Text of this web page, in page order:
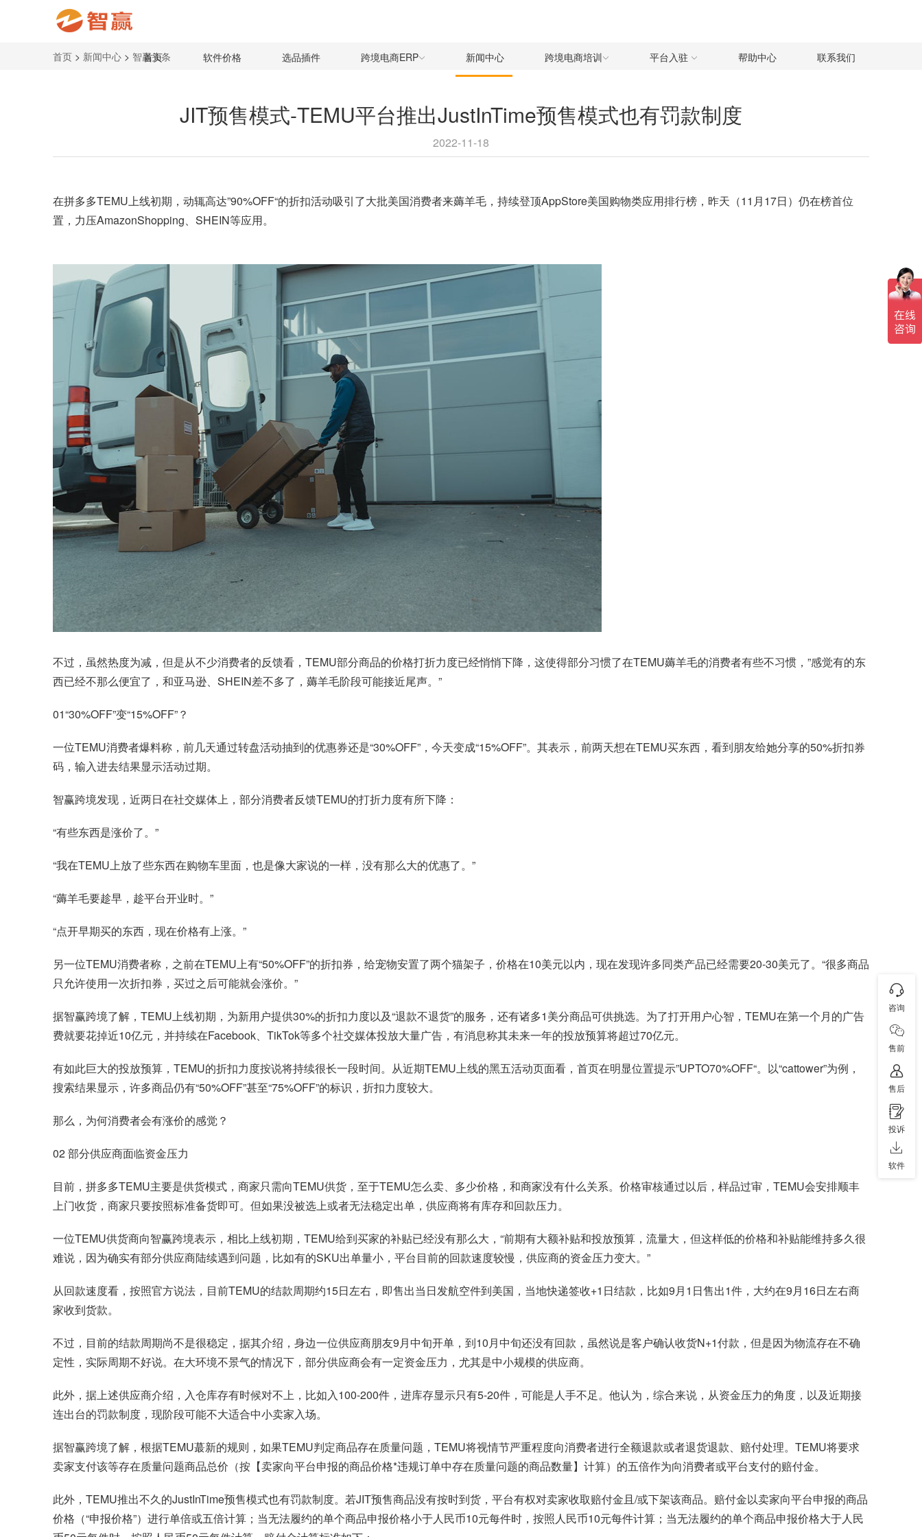
首页 软件价格 选品插件 跨境电商ERP 新闻中心 跨境电商培训 平台入驻 帮助中心 联系我们
首页 > 新闻中心 > 智赢头条
JIT预售模式-TEMU平台推出JustInTime预售模式也有罚款制度
2022-11-18
在拼多多TEMU上线初期，动辄高达”90%OFF“的折扣活动吸引了大批美国消费者来薅羊毛，持续登顶AppStore美国购物类应用排行榜，昨天（11月17日）仍在榜首位
置，力压AmazonShopping、SHEIN等应用。
不过，虽然热度为减，但是从不少消费者的反馈看，TEMU部分商品的价格打折力度已经悄悄下降，这使得部分习惯了在TEMU薅羊毛的消费者有些不习惯，”感觉有的东
西已经不那么便宜了，和亚马逊、SHEIN差不多了，薅羊毛阶段可能接近尾声。”
01“30%OFF”变“15%OFF”？
一位TEMU消费者爆料称，前几天通过转盘活动抽到的优惠券还是“30%OFF”，今天变成“15%OFF”。其表示，前两天想在TEMU买东西，看到朋友给她分享的50%折扣券
码，输入进去结果显示活动过期。
智赢跨境发现，近两日在社交媒体上，部分消费者反馈TEMU的打折力度有所下降：
“有些东西是涨价了。”
“我在TEMU上放了些东西在购物车里面，也是像大家说的一样，没有那么大的优惠了。”
“薅羊毛要趁早，趁平台开业时。”
“点开早期买的东西，现在价格有上涨。”
另一位TEMU消费者称，之前在TEMU上有“50%OFF”的折扣券，给宠物安置了两个猫架子，价格在10美元以内，现在发现许多同类产品已经需要20-30美元了。“很多商品
只允许使用一次折扣券，买过之后可能就会涨价。”
据智赢跨境了解，TEMU上线初期，为新用户提供30%的折扣力度以及“退款不退货”的服务，还有诸多1美分商品可供挑选。为了打开用户心智，TEMU在第一个月的广告
费就要花掉近10亿元，并持续在Facebook、TikTok等多个社交媒体投放大量广告，有消息称其未来一年的投放预算将超过70亿元。
有如此巨大的投放预算，TEMU的折扣力度按说将持续很长一段时间。从近期TEMU上线的黑五活动页面看，首页在明显位置提示”UPTO70%OFF“。以“cattower”为例，
搜索结果显示，许多商品仍有“50%OFF”甚至“75%OFF”的标识，折扣力度较大。
那么，为何消费者会有涨价的感觉？
02 部分供应商面临资金压力
目前，拼多多TEMU主要是供货模式，商家只需向TEMU供货，至于TEMU怎么卖、多少价格，和商家没有什么关系。价格审核通过以后，样品过审，TEMU会安排顺丰
上门收货，商家只要按照标准备货即可。但如果没被选上或者无法稳定出单，供应商将有库存和回款压力。
一位TEMU供货商向智赢跨境表示，相比上线初期，TEMU给到买家的补贴已经没有那么大，“前期有大额补贴和投放预算，流量大，但这样低的价格和补贴能维持多久很
难说，因为确实有部分供应商陆续遇到问题，比如有的SKU出单量小，平台目前的回款速度较慢，供应商的资金压力变大。”
从回款速度看，按照官方说法，目前TEMU的结款周期约15日左右，即售出当日发航空件到美国，当地快递签收+1日结款，比如9月1日售出1件，大约在9月16日左右商
家收到货款。
不过，目前的结款周期尚不是很稳定，据其介绍，身边一位供应商朋友9月中旬开单，到10月中旬还没有回款，虽然说是客户确认收货N+1付款，但是因为物流存在不确
定性，实际周期不好说。在大环境不景气的情况下，部分供应商会有一定资金压力，尤其是中小规模的供应商。
此外，据上述供应商介绍，入仓库存有时候对不上，比如入100-200件，进库存显示只有5-20件，可能是人手不足。他认为，综合来说，从资金压力的角度，以及近期接
连出台的罚款制度，现阶段可能不大适合中小卖家入场。
据智赢跨境了解，根据TEMU蕞新的规则，如果TEMU判定商品存在质量问题，TEMU将视情节严重程度向消费者进行全额退款或者退货退款、赔付处理。TEMU将要求
卖家支付该等存在质量问题商品总价（按【卖家向平台申报的商品价格*违规订单中存在质量问题的商品数量】计算）的五倍作为向消费者或平台支付的赔付金。
此外，TEMU推出不久的JustInTime预售模式也有罚款制度。若JIT预售商品没有按时到货，平台有权对卖家收取赔付金且/或下架该商品。赔付金以卖家向平台申报的商品
价格（“申报价格”）进行单倍或五倍计算；当无法履约的单个商品申报价格小于人民币10元每件时，按照人民币10元每件计算；当无法履约的单个商品申报价格大于人民
咨询
售前
售后
投诉
软件